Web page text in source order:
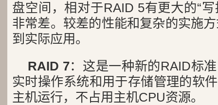
盘空间，相对于RAID 5有更大的“写
非常差。较差的性能和复杂的实施
到实际应用。
RAID 7：这是一种新的RAID标
实时操作系统和用于存储管理的软
主机运行，不占用主机CPU资源。